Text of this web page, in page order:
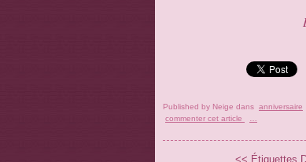
Published by Neige dans anniversaire
commenter cet article
<< Étiquettes